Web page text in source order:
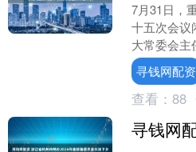
7月31日，
十五次会议
大常委会主
事项，决定
人民政府副
寻钱网配资
查看： 88